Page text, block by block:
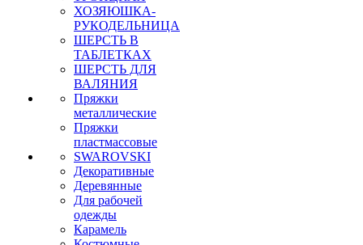
ХОЗЯЮШКА-
РУКОДЕЛЬНИЦА
ШЕРСТЬ В
ТАБЛЕТКАХ
ШЕРСТЬ ДЛЯ
ВАЛЯНИЯ
Пряжки
металлические
Пряжки
пластмассовые
SWAROVSKI
Декоративные
Деревянные
Для рабочей
одежды
Карамель